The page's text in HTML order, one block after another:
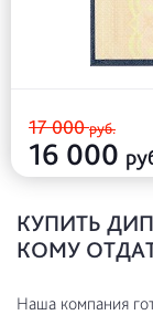
17 000руб.
16 000
КУПИТЬ
КОМУ
Наша компания